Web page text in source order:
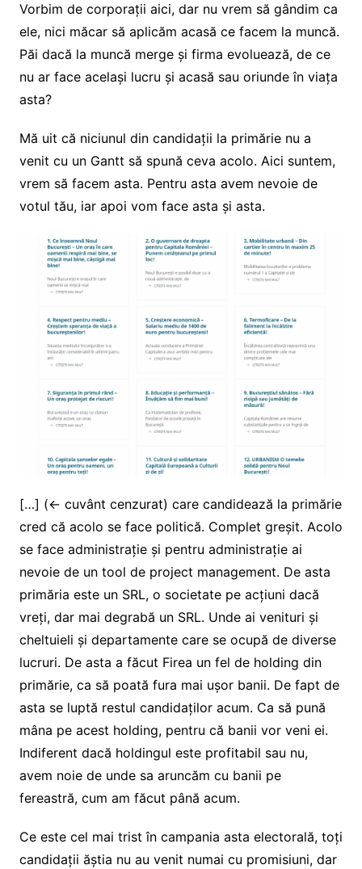
Vorbim de corporații aici, dar nu vrem să gândim ca
ele, nici măcar să aplicăm acasă ce facem la muncă.
Păi dacă la muncă merge și firma evoluează, de ce
nu ar face același lucru și acasă sau oriunde în viața
asta?
Mă uit că niciunul din candidații la primărie nu a
venit cu un Gantt să spună ceva acolo. Aici suntem,
vrem să facem asta. Pentru asta avem nevoie de
votul tău, iar apoi vom face asta și asta.
[…] (<- cuvânt cenzurat) care candidează la primărie
cred că acolo se face politică. Complet greșit. Acolo
se face administrație și pentru administrație ai
nevoie de un tool de project management. De asta
primăria este un SRL, o societate pe acțiuni dacă
vreți, dar mai degrabă un SRL. Unde ai venituri și
cheltuieli și departamente care se ocupă de diverse
lucruri. De asta a făcut Firea un fel de holding din
primărie, ca să poată fura mai ușor banii. De fapt de
asta se luptă restul candidaților acum. Ca să pună
mâna pe acest holding, pentru că banii vor veni ei.
Indiferent dacă holdingul este profitabil sau nu,
avem noie de unde sa aruncăm cu banii pe
fereastră, cum am făcut până acum.
Ce este cel mai trist în campania asta electorală, toți
candidații ăștia nu au venit numai cu promisiuni, dar